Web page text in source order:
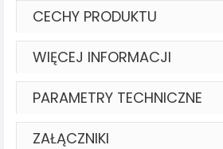
CECHY PRODUKTU
WIĘCEJ INFORMACJI
PARAMETRY TECHNICZNE
ZAŁĄCZNIKI